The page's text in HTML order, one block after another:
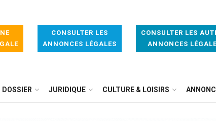
CONSULTER LES
ANNONCES LÉGALES
CONSULTER LES
ANNONCES
DOSSIER JURIDIQUE CULTURE & LOISIRS